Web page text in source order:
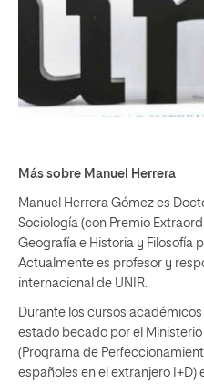
Más sobre Manuel Herrera
Manuel Herrera Gómez es
Sociología (con Premio
Geografía e Historia y Filosofía
Actualmente es profesor y
internacional de UNIR.
Durante los cursos académicos
estado becado por el
(Programa de
españoles en el extranjero I+D)